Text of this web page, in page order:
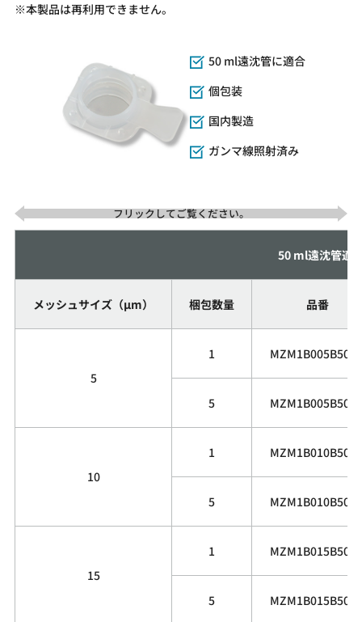
※本製品は再利用できません。
50 ml遠沈管に適合
個包装
国内製造
ガンマ線照射済み
フリックしてご覧ください。
50 ml遠沈管適
メッシュサイズ（µm） 梱包数量 品番
5
1
5
10
1
5
15
1
5